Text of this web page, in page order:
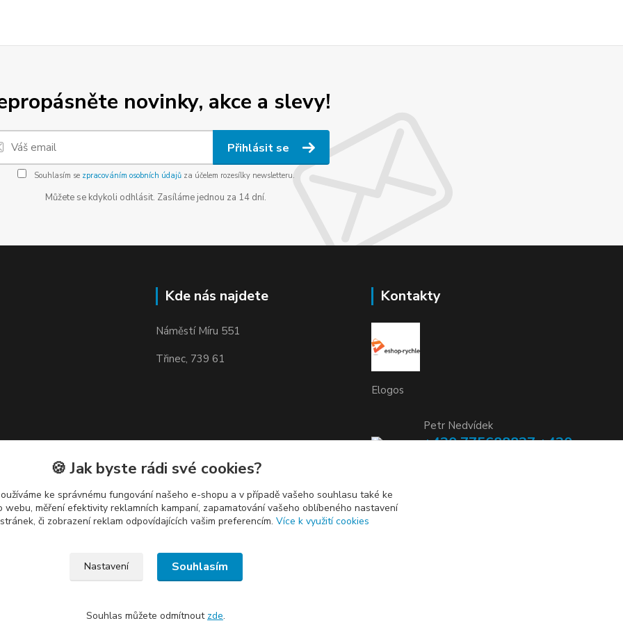
novinky, akce a slevy!
Přihlásit se
Souhlasím se zpracováním osobních údajůza účelem rozesílky newsletteru.
Můžete se kdykoli odhlásit. Zasíláme jednou za 14 dní.
Kde nás najdete
Náměstí Míru 551
Třinec, 739 61
Kontakty
Elogos
Petr Nedvídek
+420 775688827 +420
info@elogos.cz
🍪 Jak byste rádi své cookies?
ke správnému fungování našeho e-shopu a v případě vašeho souhlasu také ke
měření efektivity reklamních kampaní, zapamatování vašeho oblíbeného nastavení
či zobrazení reklam odpovídajících vašim preferencím. Více k využití cookies
Nastavení Souhlasím
Souhlas můžete odmítnout zde.